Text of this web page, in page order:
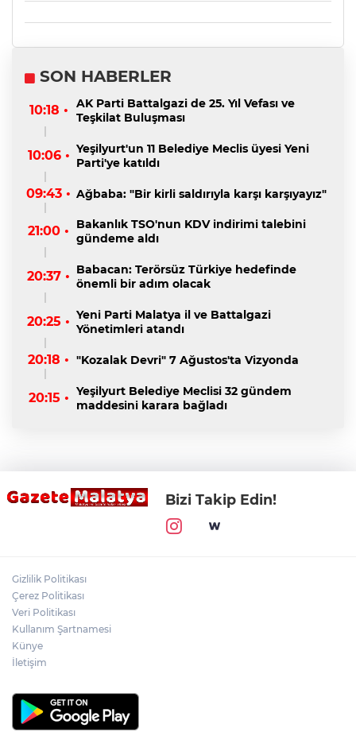
SON HABERLER
10:18 •
AK Parti Battalgazi de 25. Yıl Vefası ve
Teşkilat Buluşması
10:06 • Yeşilyurt'un 11 Belediye Meclis üyesi Yeni
Parti'ye katıldı
09:43 • Ağbaba: "Bir kirli saldırıyla karşı karşıyayız"
21:00 •
Bakanlık TSO'nun KDV indirimi talebini
gündeme aldı
20:37 • Babacan: Terörsüz Türkiye hedefinde
önemli bir adım olacak
20:25 • Yeni Parti Malatya il ve Battalgazi
Yönetimleri atandı
20:18 • "Kozalak Devri" 7 Ağustos'ta Vizyonda
20:15 • Yeşilyurt Belediye Meclisi 32 gündem
maddesini karara bağladı
Bizi Takip Edin!
Gizlilik Politikası
Çerez Politikası
Veri Politikası
Kullanım Şartnamesi
Künye
İletişim